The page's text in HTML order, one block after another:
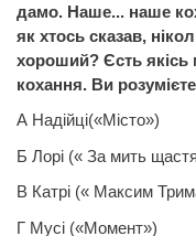
дамо. Наше... наше
як хтось сказав,
хороший? Єсть
кохання. Ви
А Надійці(«Місто»)
Б Лорі (« За мить
В Катрі (« Максим
Г Мусі («Момент»)